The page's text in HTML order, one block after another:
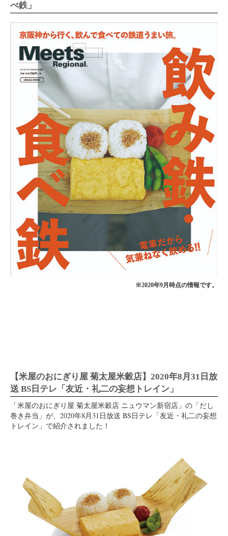
べ鉄」
※2020年9月時点の情報です。
【米屋のおにぎり屋 菊太屋米穀店】2020年8月31日放
送 BS日テレ「友近・礼二の妄想トレイン」
「米屋のおにぎり屋 菊太屋米穀店 ニュウマン新宿店」の「だし
巻き弁当」が、2020年8月31日放送 BS日テレ「友近・礼二の妄想
トレイン」で紹介されました！